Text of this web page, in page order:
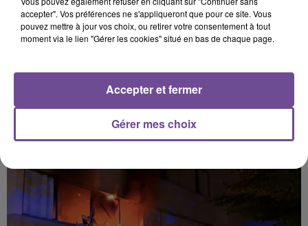
PRÈS DE CHEZ VOUS
accepter". Vos préférences ne s'appliqueront que pour ce site. Vous
pouvez mettre à jour vos choix, ou retirer votre consentement à tout
moment via le lien "Gérer les cookies" situé en bas de chaque page.
Gérer mes choix
Accepter et fermer